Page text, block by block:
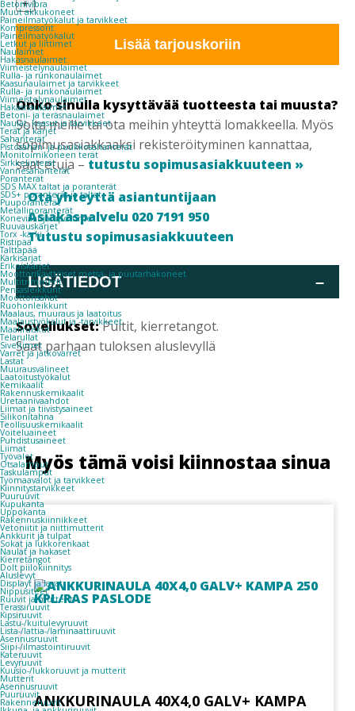
Betonivibra
Muut akkukoneet
Paineilmatyökalut ja tarvikkeet
Kompressorit
Paineilmatyökalut
Letkut ja liittimet
Naulaimet
Hakasnaulaimet
Viimeistelynaulaimet
Rulla- ja runkonaulaimet
Kaasunaulaimet ja tarvikkeet
Rulla- ja runkonaulaimet
Viimeistelynaulaimet
Hakasnaulaimet
Betoni- ja teräsnaulaimet
Naulat, kaasut ja tarvikkeet
Terät ja kärjet
Sahanterät
Pistosahan- ja puukkosahanterät
Monitoimikoneen terät
Sirkkelinterät
Vannesahanterät
Poranterät
SDS MAX taltat ja poranterät
SDS+ poranterät ja taltat
Puuporanterät
Metalliporanterät
Koneviilat ja upottimet
Ruuvauskärjet
Torx -kärki
Ristipää
Talttapää
Kärkisarjat
Erikoiskärjet
Moottorikäyttöiset metsä- ja puutarhakoneet
Multitrimmerit
Pensasleikkurit
Moottorisahat
Ruohonleikkurit
Maalaus, muuraus ja laatoitus
Maalaustyökalut ja -tarvikkeet
Maaliruiskut
Telarullat
Siveltimet
Varret ja jatkovarret
Lastat
Muurausvälineet
Laatoitustyökalut
Kemikaalit
Rakennuskemikaalit
Uretaanivaahdot
Liimat ja tiivistysaineet
Silikonitahna
Teollisuuskemikaalit
Voiteluaineet
Puhdistusaineet
Liimat
Työvalot
Otsalamput
Taskulamput
Työmaavalot ja tarvikkeet
Kiinnitys­tarvikkeet
Puuruuvit
Kupukanta
Uppokanta
Rakennuskiinnikkeet
Vetoniitit ja niittimutterit
Ankkurit ja tulpat
Sokat ja lukkorenkaat
Naulat ja hakaset
Kierretangot
Dolt piilokiinnitys
Aluslevyt
Displayt ja lavat
Nippusiteet
Ruuvit ja mutterit
Terassiruuvit
Kipsiruuvit
Lastu-/kuitulevyruuvit
Lista-/lattia-/laminaattiruuvit
Asennusruuvit
Siipi-/ilmastointiruuvit
Kateruuvit
Levyruuvit
Kuusio-/lukkoruuvit ja mutterit
Mutterit
Asennusruuvit
Puuruuvit
Rakenneruuvit
100
KPL/RASIA
määrä
+
Lisää tarjouskoriin
Onko sinulla kysyttävää tuotteesta tai muusta?
Soita meille tai ota meihin yhteyttä lomakkeella. Myös
sopimusasiakkaaksi rekisteröityminen kannattaa,
saat etuja – tutustu sopimusasiakkuuteen »
Ota yhteyttä asiantuntijaan
Asiakaspalvelu 020 7191 950
Tutustu sopimusasiakkuuteen
LISÄTIEDOT –
Sovellukset:Pultit, kierretangot.
Saat parhaan tuloksen aluslevyllä
Myös tämä voisi kiinnostaa sinua
ANKKURINAULA 40X4,0 GALV+ KAMPA